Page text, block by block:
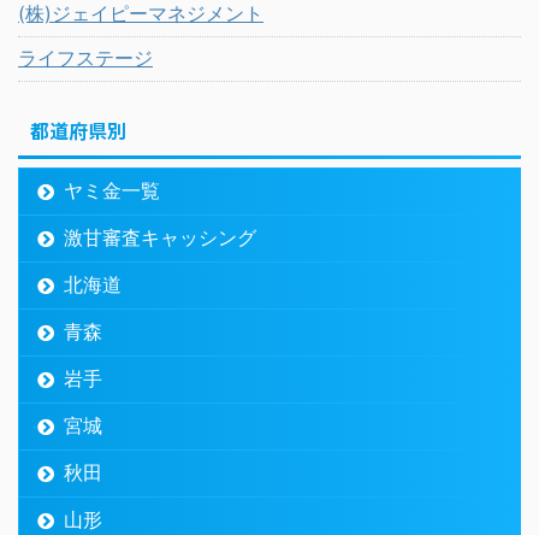
(株)ジェイピーマネジメント
ライフステージ
都道府県別
ヤミ金一覧
激甘審査キャッシング
北海道
青森
岩手
宮城
秋田
山形